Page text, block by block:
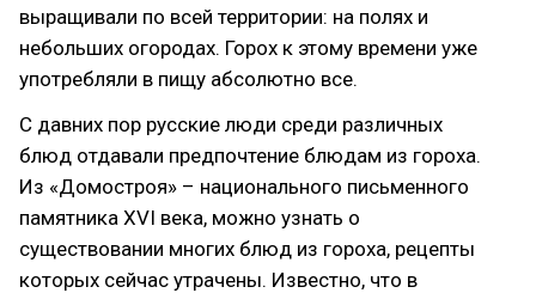
выращивали по всей территории: на полях и
небольших огородах. Горох к этому времени уже
употребляли в пищу абсолютно все.
С давних пор русские люди среди различных
блюд отдавали предпочтение блюдам из гороха.
Из «Домостроя» – национального письменного
памятника XVI века, можно узнать о
существовании многих блюд из гороха, рецепты
которых сейчас утрачены. Известно, что в